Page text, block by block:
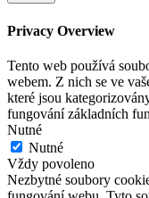
Privacy Overview
Tento web používá
webem. Z nich se ve
které jsou
fungování základních
Nutné
Nutné
Vždy povoleno
Nezbytné soubory